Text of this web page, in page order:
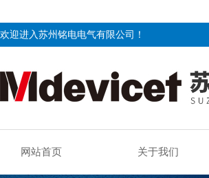
欢迎进入苏州铭电电气有限公司！
网站首页 关于我们